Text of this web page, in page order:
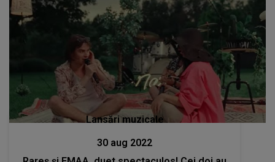
Lansări muzicale
30 aug 2022